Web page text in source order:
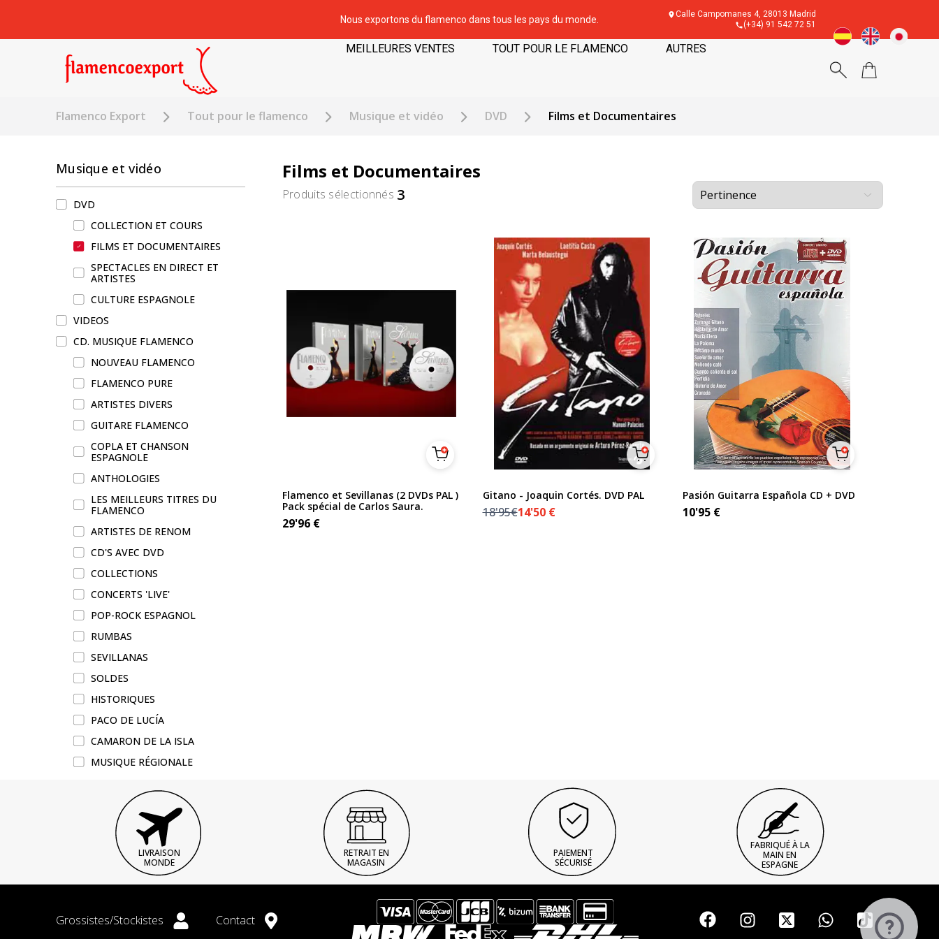
Nous exportons du flamenco dans tous les pays du monde.
Calle Campomanes 4, 28013 Madrid
(+34) 91 542 72 51
MEILLEURES VENTES TOUT POUR LE FLAMENCO AUTRES
Flamenco Export Tout pour le flamenco Musique et vidéo DVD Films et Documentaires
Musique et vidéo
DVD
COLLECTION ET COURS
FILMS ET DOCUMENTAIRES
SPECTACLES EN DIRECT ET
ARTISTES
CULTURE ESPAGNOLE
VIDEOS
CD. MUSIQUE FLAMENCO
NOUVEAU FLAMENCO
FLAMENCO PURE
ARTISTES DIVERS
GUITARE FLAMENCO
COPLA ET CHANSON
ESPAGNOLE
ANTHOLOGIES
LES MEILLEURS TITRES DU
FLAMENCO
ARTISTES DE RENOM
CD'S AVEC DVD
COLLECTIONS
CONCERTS 'LIVE'
POP-ROCK ESPAGNOL
RUMBAS
SEVILLANAS
SOLDES
HISTORIQUES
PACO DE LUCÍA
CAMARON DE LA ISLA
MUSIQUE RÉGIONALE
Films et Documentaires
Produits sélectionnés 3
Flamenco et Sevillanas (2 DVDs PAL )
Pack spécial de Carlos Saura.
29'96€
Gitano - Joaquin Cortés. DVD PAL
18'95€14'50€
Pasión Guitarra Española CD + DVD
10'95 €
LIVRAISON
MONDE
RETRAIT EN
MAGASIN
PAIEMENT
SÉCURISÉ
FABRIQUÉ À LA
MAIN EN
ESPAGNE
Grossistes/Stockistes Contact